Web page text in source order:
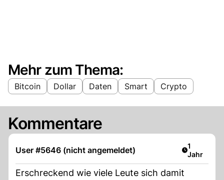
Mehr zum Thema:
Bitcoin Dollar Daten Smart Crypto
Kommentare
User #5646 (nicht angemeldet) Artikel
1
Jahr
Erschreckend wie viele Leute sich damit